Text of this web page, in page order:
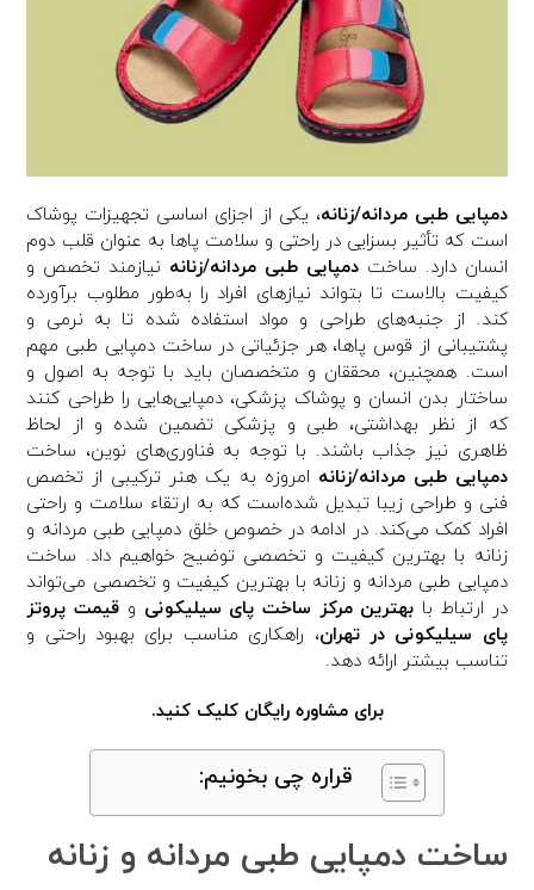
دمپایی طبی مردانه/زنانه، یکی از اجزای اساسی تجهیزات پوشاک
است که تأثیر بسزایی در راحتی و سلامت پاها به عنوان قلب دوم
انسان دارد. ساختدمپایی طبی مردانه/زنانه نیازمند تخصص و
کیفیت بالاست تا بتواند نیازهای افراد را به‌طور مطلوب برآورده
کند. از جنبه‌های طراحی و مواد استفاده شده تا به نرمی و
پشتیبانی از قوس پاها، هر جزئیاتی در ساخت دمپایی طبی مهم
است. همچنین، محققان و متخصصان باید با توجه به اصول و
ساختار بدن انسان و پوشاک پزشکی، دمپایی‌هایی را طراحی کنند
که از نظر بهداشتی، طبی و پزشکی تضمین شده و از لحاظ
ظاهری نیز جذاب باشند. با توجه به فناوری‌های نوین، ساخت
دمپایی طبی مردانه/زنانه امروزه به یک هنر ترکیبی از تخصص
فنی و طراحی زیبا تبدیل شده‌است که به ارتقاء سلامت و راحتی
افراد کمک می‌کند. در ادامه در خصوص خلق دمپایی طبی مردانه و
زنانه با بهترین کیفیت و تخصصی توضیح خواهیم داد. ساخت
دمپایی طبی مردانه و زنانه با بهترین کیفیت و تخصصی می‌تواند
در ارتباط با بهترین مرکز ساخت پای سیلیکونی و قیمت پروتز
پای سیلیکونی در تهران، راهکاری مناسب برای بهبود راحتی و
تناسب بیشتر ارائه دهد.
برای مشاوره رایگان کلیک کنید.
قراره چی بخونیم:
ساخت دمپایی طبی مردانه و زنانه